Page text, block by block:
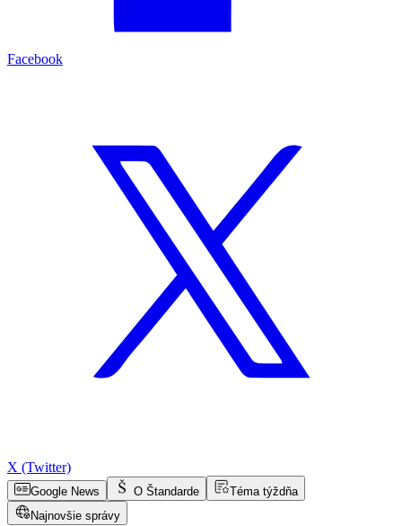
Facebook
X (Twitter)
Google News O Štandarde
Téma týždňa
Najnovšie správy